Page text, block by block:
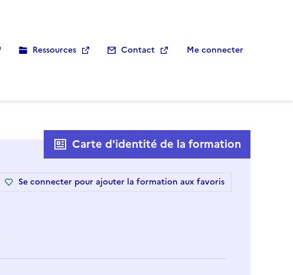
Ressources Contact Me connecter
Carte d'identité de la formation
Se connecter pour ajouter la formation aux favoris